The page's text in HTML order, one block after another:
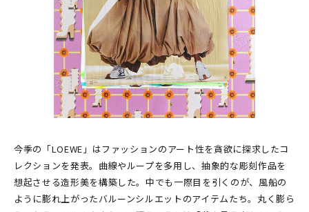
今季の「LOEWE」はファッションのアート性を貪欲に探求したコ
レクションを発表。曲線やループを多用し、抽象的な彫刻作品を
想起させる造形美を構築した。中でも一際目を引くのが、風船の
ように膨れ上がったバルーンシルエットのアイテムたち。丸く膨ら